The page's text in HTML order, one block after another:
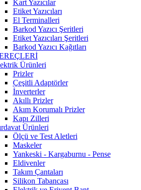
Kart Yazıcılar
Etiket Yazıcıları
El Terminalleri
Barkod Yazıcı Şeritleri
Etiket Yazıcıları Şeritleri
Barkod Yazıcı Kağıtları
Ürünleri
Prizler
Çeşitli Adaptörler
İnverterler
Akıllı Prizler
Akım Korumalı Prizler
Kapı Zilleri
Ürünleri
Ölçü ve Test Aletleri
Maskeler
Yankeski - Kargaburnu - Pense
Eldivenler
Takım Çantaları
Silikon Tabancası